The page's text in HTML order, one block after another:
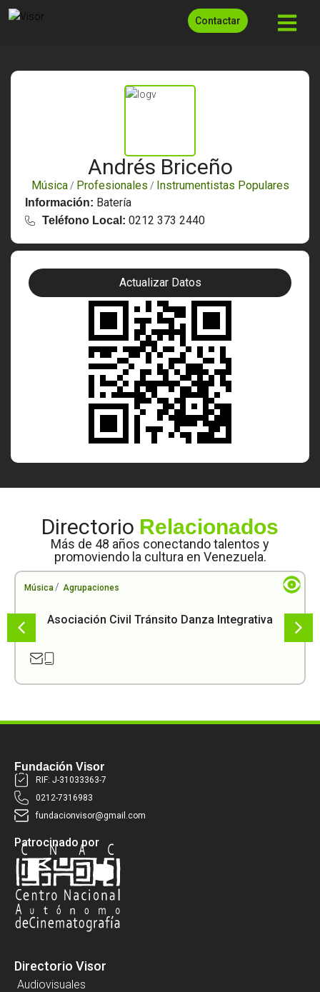
Contactar
Andrés Briceño
Música/ Profesionales / Instrumentistas Populares
Información: Batería
Teléfono Local: 0212 373 2440
Actualizar Datos
Directorio Relacionados
Más de 48 años conectando talentos y
promoviendo la cultura en Venezuela.
Música / Agrupaciones
Asociación Civil Tránsito Danza Integrativa
Fundación Visor
RIF: J-31033363-7
0212-7316983
fundacionvisor@gmail.com
Patrocinado por
Directorio Visor
Audiovisuales